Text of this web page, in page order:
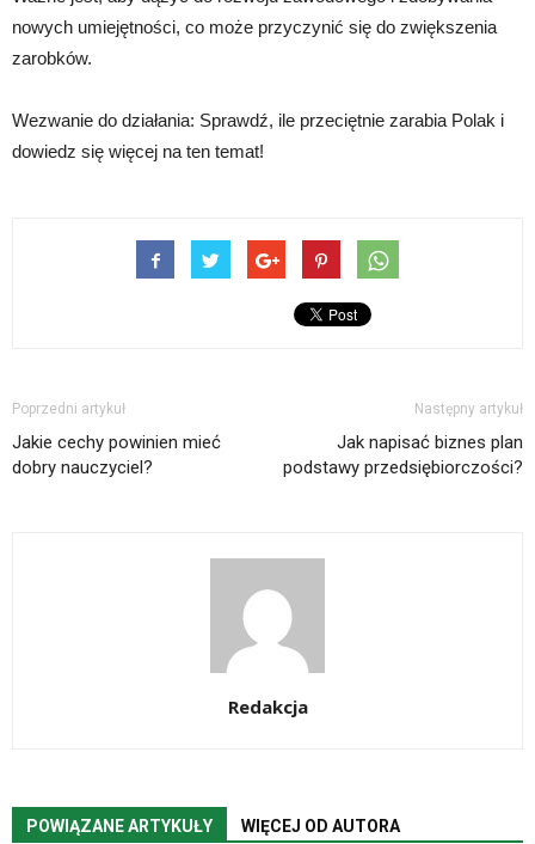
nowych umiejętności, co może przyczynić się do zwiększenia
zarobków.
Wezwanie do działania: Sprawdź, ile przeciętnie zarabia Polak i
dowiedz się więcej na ten temat!
Poprzedni artykuł
Jakie cechy powinien mieć
dobry nauczyciel?
Następny artykuł
Jak napisać biznes plan
podstawy przedsiębiorczości?
Redakcja
POWIĄZANE ARTYKUŁY WIĘCEJ OD AUTORA